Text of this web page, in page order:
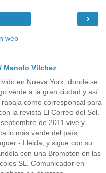
›
web
Manolo Vílchez
en Nueva York, donde se
verde a la gran ciudad y así
como corresponsal para
la revista El Correo del Sol.
de 2011 vive y
lo más verde del país.
- Lleida, y sigue con su
con una Brompton en las
SL. Comunicador en